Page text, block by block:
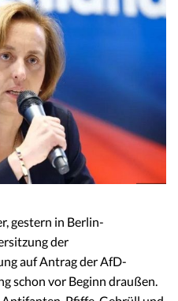
gestern in Berlin-
der
auf Antrag der AfD-
schon vor Beginn draußen.